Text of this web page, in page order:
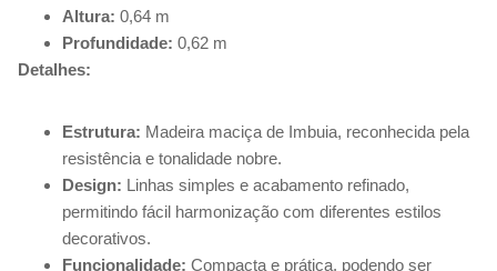
Altura: 0,64 m
Profundidade: 0,62 m
Detalhes:
Estrutura: Madeira maciça de Imbuia, reconhecida pela
resistência e tonalidade nobre.
Design: Linhas simples e acabamento refinado,
permitindo fácil harmonização com diferentes estilos
decorativos.
Funcionalidade: Compacta e prática, podendo ser